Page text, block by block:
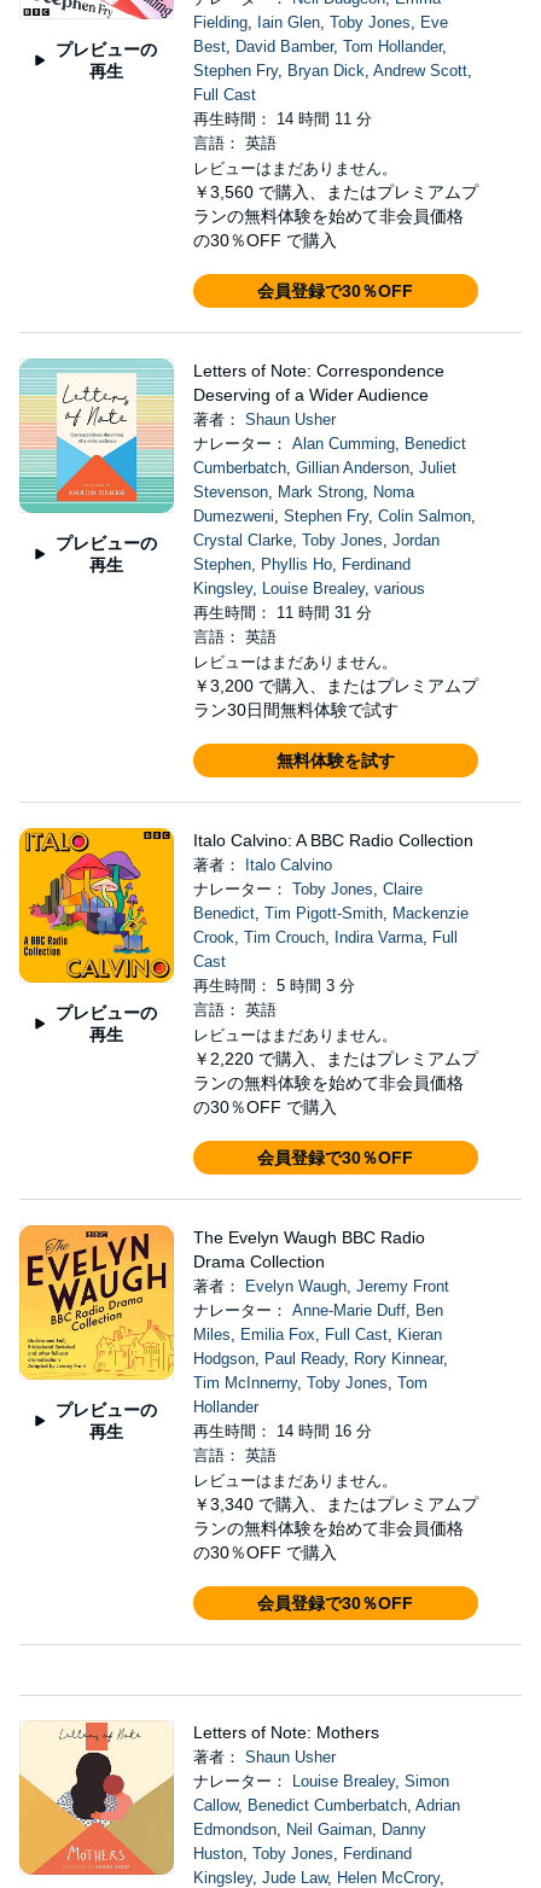
プレビューの
再生
Fielding, Iain Glen, Toby Jones
Eve
Best, David Bamber, Tom Hollander,
Stephen Fry, Bryan Dick Andrew Scott,
Full Cast
再生時間： 14 時間 11 分
言語： 英語
レビューはまだありません。
￥3,560 で購入、またはプレミアムプ
ランの無料体験を始めて非会員価格
の30％OFF で購入
会員登録で30％OFF
プレビューの
再生
Letters of Note: Correspondence
Deserving of a Wider Audience
著者： Shaun Usher
ナレーター： Alan Cumming,
Benedict
Cumberbatch, Gillian Anderson, Juliet
Stevenson, Mark Strong,
Noma
Dumezweni Stephen Fry, Colin Salmon,
Crystal Clarke, Toby Jones Jordan
Stephen, Phyllis Ho,
Ferdinand
Kingsley, Louise Brealey, various
再生時間： 11 時間 31 分
言語： 英語
レビューはまだありません。
￥3,200 で購入、またはプレミアムプ
ラン30日間無料体験で試す
無料体験を試す
プレビューの
再生
Italo Calvino: A BBC Radio Collection
著者：
Italo Calvino
ナレーター： Toby Jones Claire
Benedict, Tim Pigott-Smith,
Mackenzie
Crook Tim Crouch, Indira Varma,
Full
Cast
再生時間： 5 時間 3 分
言語： 英語
レビューはまだありません。
￥2,220 で購入、またはプレミアムプ
ランの無料体験を始めて非会員価格
の30％OFF で購入
会員登録で30％OFF
プレビューの
再生
The Evelyn Waugh BBC Radio
Drama Collection
著者： Evelyn Waugh, Jeremy Front
ナレーター： Anne-Marie Duff,
Ben
Miles
Emilia Fox Full Cast,
Kieran
Hodgson, Paul Ready, Rory Kinnear,
Tim McInnerny, Toby Jones Tom
Hollander
再生時間： 14 時間 16 分
言語： 英語
レビューはまだありません。
￥3,340 で購入、またはプレミアムプ
ランの無料体験を始めて非会員価格
の30％OFF で購入
会員登録で30％OFF
Letters of Note: Mothers
著者： Shaun Usher
ナレーター：
Louise Brealey, Simon
Callow, Benedict Cumberbatch, Adrian
Edmondson, Neil Gaiman,
Danny
Huston, Toby Jones
Ferdinand
Kingsley, Jude Law, Helen McCrory,